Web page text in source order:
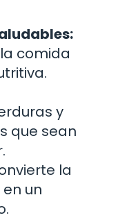
comida
y
que sean
la
un